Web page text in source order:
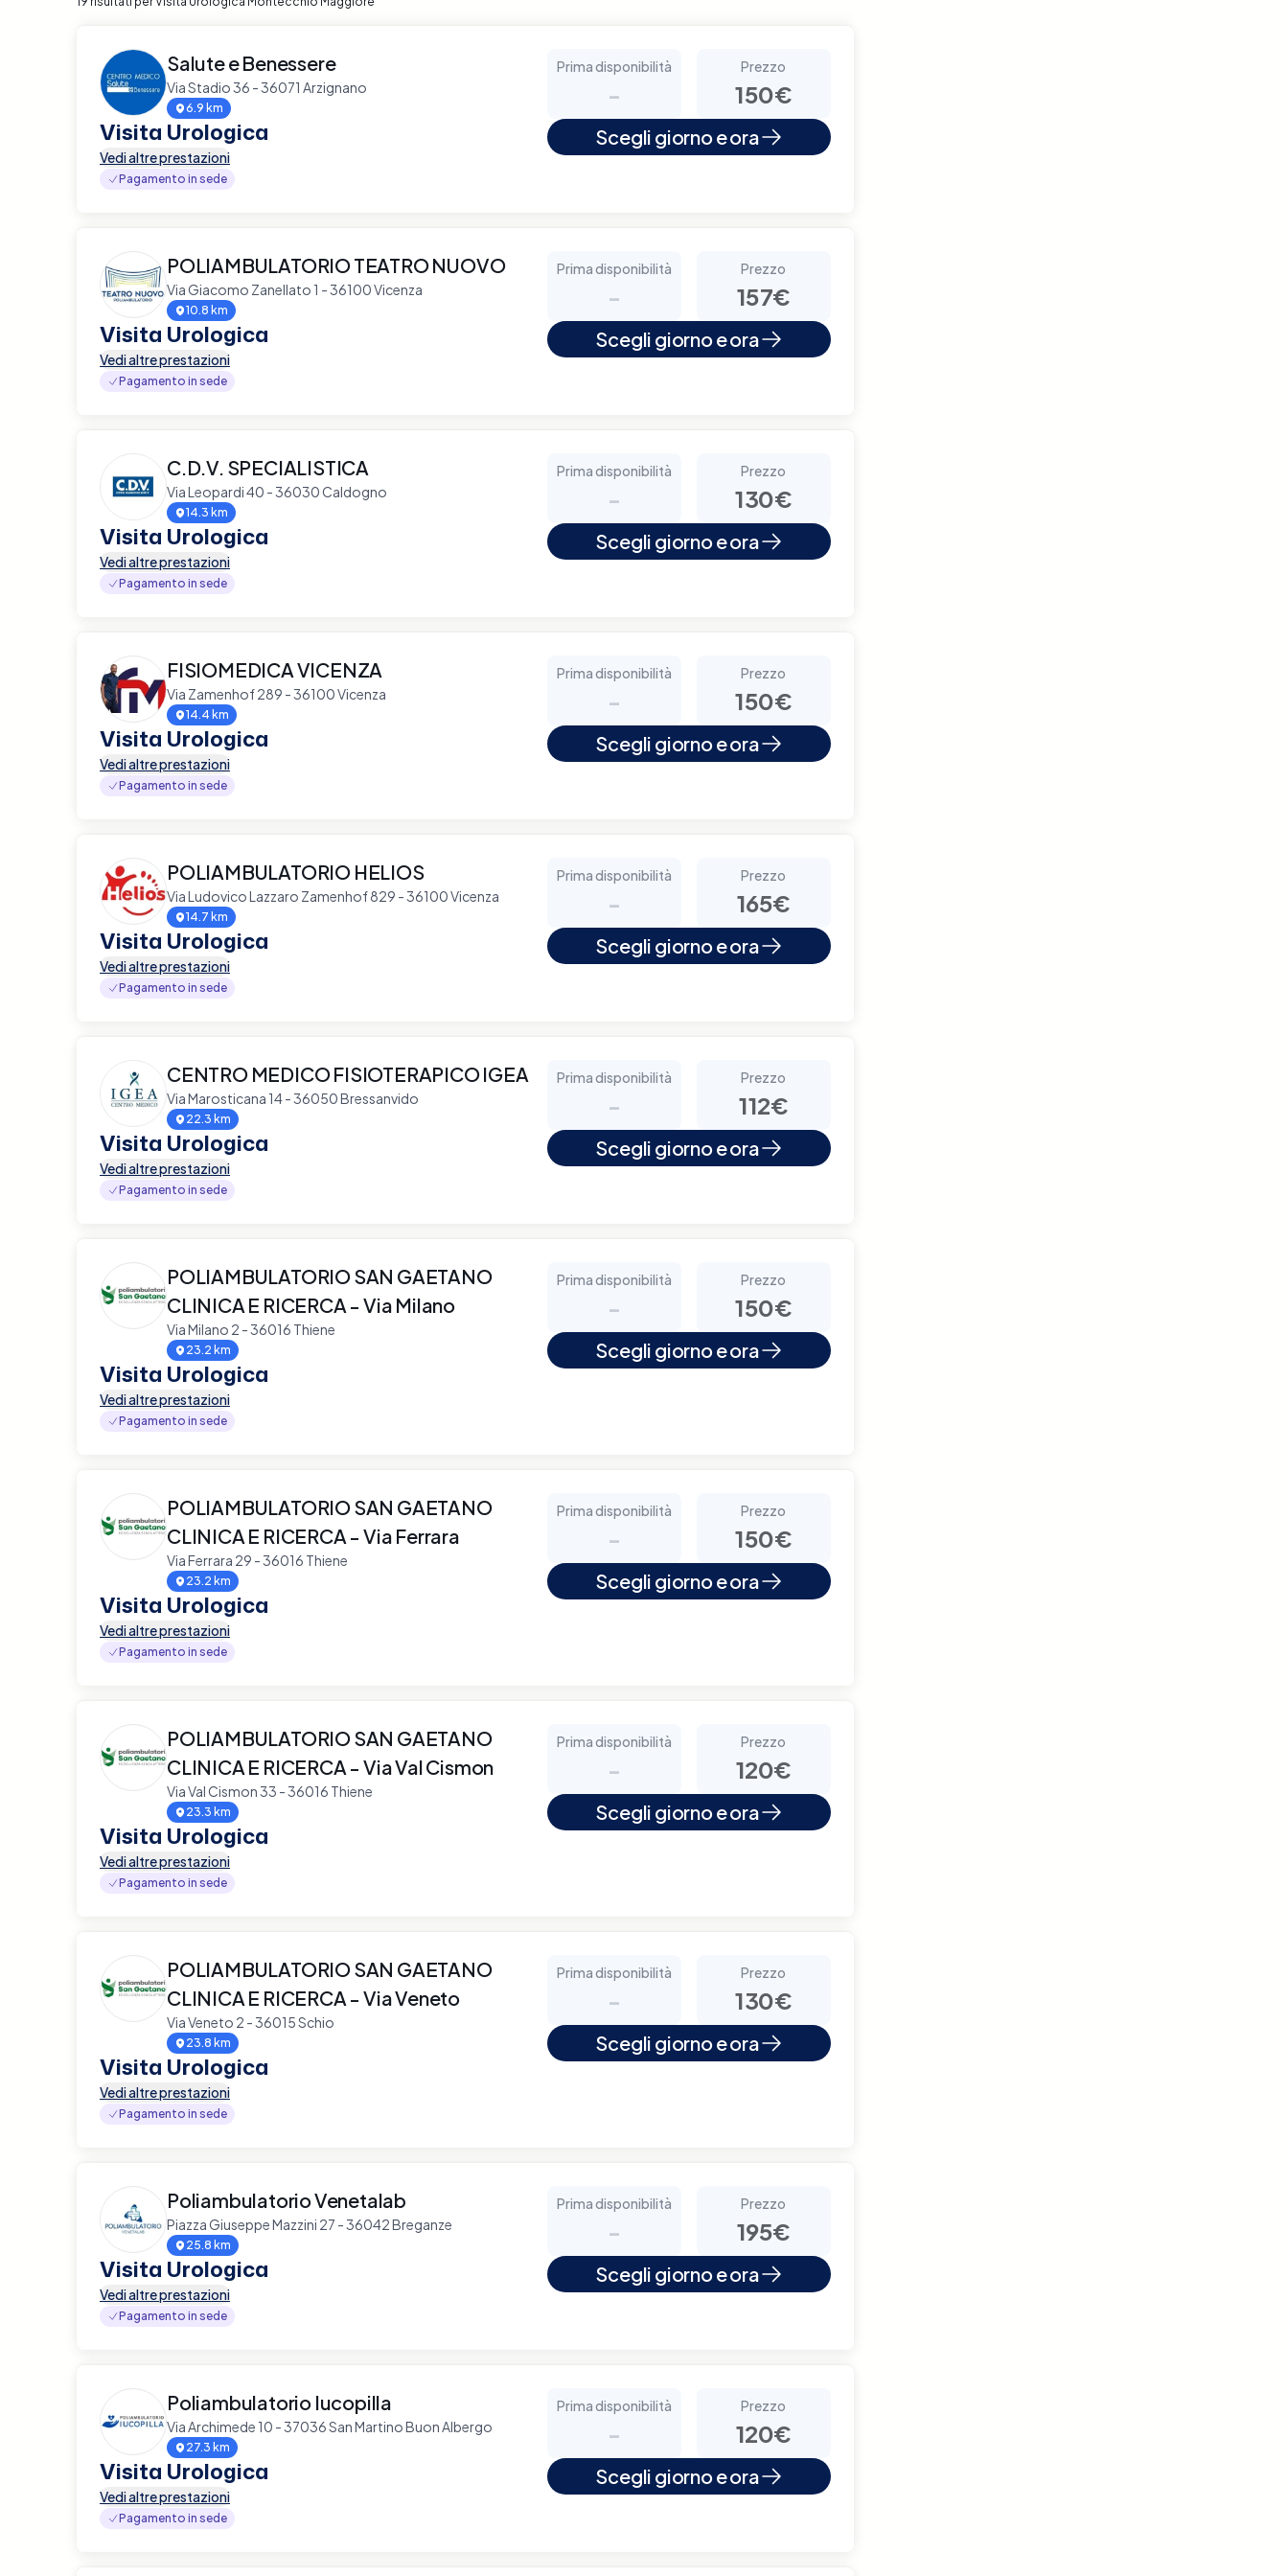
Salute e Benessere
Via Stadio 36 - 36071 Arzignano
6.9 km
Visita Urologica
Vedi altre prestazioni
Pagamento in sede
Prima disponibilità
-
Prezzo
150€
Scegli giorno e ora
POLIAMBULATORIO TEATRO NUOVO
Via Giacomo Zanellato 1 - 36100 Vicenza
10.8 km
Visita Urologica
Vedi altre prestazioni
Pagamento in sede
Prima disponibilità
-
Prezzo
157€
Scegli giorno e ora
C.D.V. SPECIALISTICA
Via Leopardi 40 - 36030 Caldogno
14.3 km
Visita Urologica
Vedi altre prestazioni
Pagamento in sede
Prima disponibilità
-
Prezzo
130€
Scegli giorno e ora
FISIOMEDICA VICENZA
Via Zamenhof 289 - 36100 Vicenza
14.4 km
Visita Urologica
Vedi altre prestazioni
Pagamento in sede
Prima disponibilità
-
Prezzo
150€
Scegli giorno e ora
POLIAMBULATORIO HELIOS
Via Ludovico Lazzaro Zamenhof 829 - 36100 Vicenza
14.7 km
Visita Urologica
Vedi altre prestazioni
Pagamento in sede
Prima disponibilità
-
Prezzo
165€
Scegli giorno e ora
CENTRO MEDICO FISIOTERAPICO IGEA
Via Marosticana 14 - 36050 Bressanvido
22.3 km
Visita Urologica
Vedi altre prestazioni
Pagamento in sede
Prima disponibilità
-
Prezzo
112€
Scegli giorno e ora
POLIAMBULATORIO SAN GAETANO
CLINICA E RICERCA - Via Milano
Via Milano 2 - 36016 Thiene
23.2 km
Visita Urologica
Vedi altre prestazioni
Pagamento in sede
Prima disponibilità
-
Prezzo
150€
Scegli giorno e ora
POLIAMBULATORIO SAN GAETANO
CLINICA E RICERCA - Via Ferrara
Via Ferrara 29 - 36016 Thiene
23.2 km
Visita Urologica
Vedi altre prestazioni
Pagamento in sede
Prima disponibilità
-
Prezzo
150€
Scegli giorno e ora
POLIAMBULATORIO SAN GAETANO
CLINICA E RICERCA - Via Val Cismon
Via Val Cismon 33 - 36016 Thiene
23.3 km
Visita Urologica
Vedi altre prestazioni
Pagamento in sede
Prima disponibilità
-
Prezzo
120€
Scegli giorno e ora
POLIAMBULATORIO SAN GAETANO
CLINICA E RICERCA - Via Veneto
Via Veneto 2 - 36015 Schio
23.8 km
Visita Urologica
Vedi altre prestazioni
Pagamento in sede
Prima disponibilità
-
Prezzo
130€
Scegli giorno e ora
Poliambulatorio Venetalab
Piazza Giuseppe Mazzini 27 - 36042 Breganze
25.8 km
Visita Urologica
Vedi altre prestazioni
Pagamento in sede
Prima disponibilità
-
Prezzo
195€
Scegli giorno e ora
Poliambulatorio Iucopilla
Via Archimede 10 - 37036 San Martino Buon Albergo
27.3 km
Visita Urologica
Vedi altre prestazioni
Pagamento in sede
Prima disponibilità
-
Prezzo
120€
Scegli giorno e ora